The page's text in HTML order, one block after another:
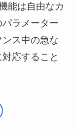
能は自由なカ
ラメーター
ス中の急な
応すること